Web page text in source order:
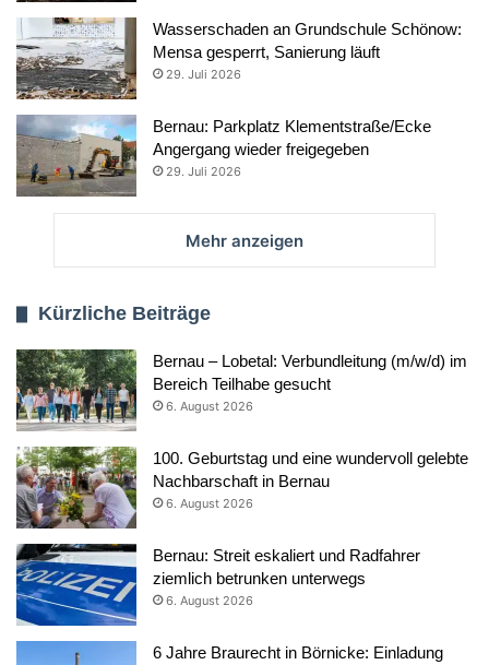
Wasserschaden an Grundschule Schönow:
Mensa gesperrt, Sanierung läuft
29. Juli 2026
Bernau: Parkplatz Klementstraße/Ecke
Angergang wieder freigegeben
29. Juli 2026
Mehr anzeigen
Kürzliche Beiträge
Bernau – Lobetal: Verbundleitung (m/w/d) im
Bereich Teilhabe gesucht
6. August 2026
100. Geburtstag und eine wundervoll gelebte
Nachbarschaft in Bernau
6. August 2026
Bernau: Streit eskaliert und Radfahrer
ziemlich betrunken unterwegs
6. August 2026
6 Jahre Braurecht in Börnicke: Einladung